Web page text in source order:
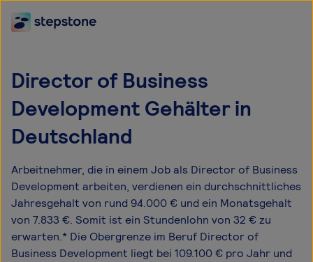
Director of Business
Development Gehälter in
Deutschland
Arbeitnehmer, die in einem Job als Director of Business
Development arbeiten, verdienen ein durchschnittliches
Jahresgehalt von rund 94.000 € und ein Monatsgehalt
von 7.833 €. Somit ist ein Stundenlohn von 32 € zu
erwarten.* Die Obergrenze im Beruf Director of
Business Development liegt bei 109.100 € pro Jahr und